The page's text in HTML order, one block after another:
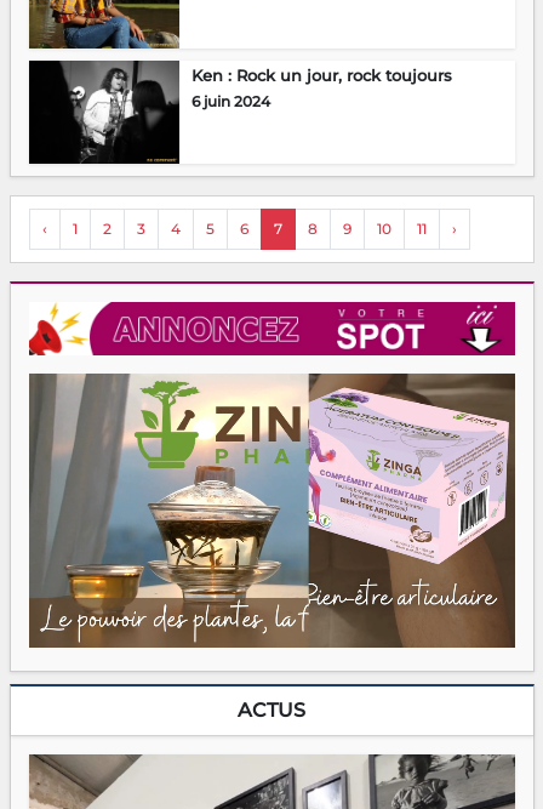
Ken : Rock un jour, rock toujours
6 juin 2024
‹ 1 2 3 4 5 6 7 8 9 10 11 ›
ACTUS